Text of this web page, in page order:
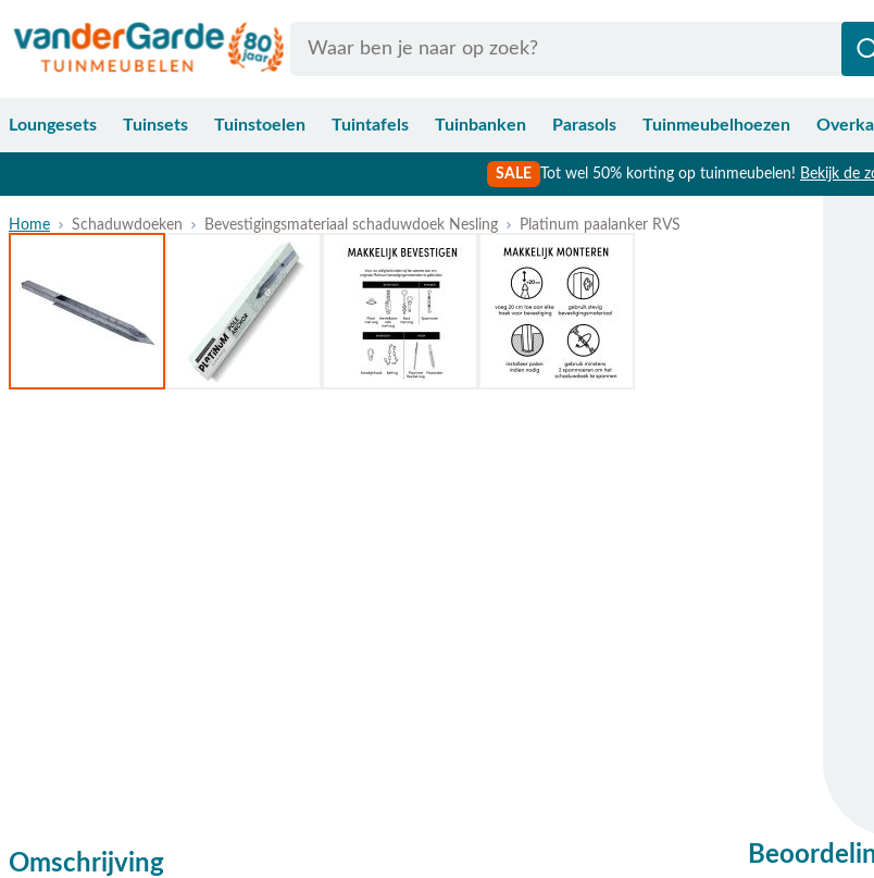
Loungesets Tuinsets Tuinstoelen Tuintafels Tuinbanken Parasols Tuinmeubelhoezen
SALE Tot wel 50% korting op tuinmeubelen! Bekijk de
Home Schaduwdoeken Bevestigingsmateriaal schaduwdoek Nesling Platinum paalanker RVS
Omschrijving